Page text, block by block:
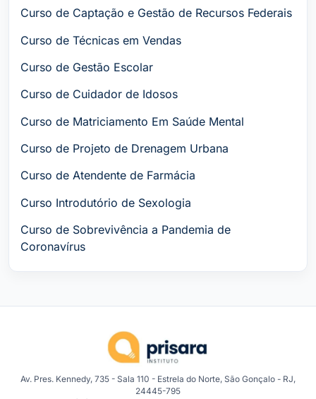
Curso de Captação e Gestão de Recursos Federais
Curso de Técnicas em Vendas
Curso de Gestão Escolar
Curso de Cuidador de Idosos
Curso de Matriciamento Em Saúde Mental
Curso de Projeto de Drenagem Urbana
Curso de Atendente de Farmácia
Curso Introdutório de Sexologia
Curso de Sobrevivência a Pandemia de
Coronavírus
Av. Pres. Kennedy, 735 - Sala 110 - Estrela do Norte, São Gonçalo - RJ,
24445-795